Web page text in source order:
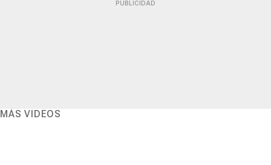
PUBLICIDAD
MÁS VIDEOS